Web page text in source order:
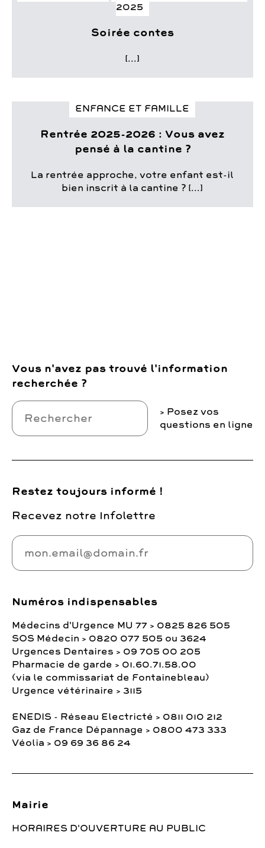
2025
Soirée contes
[...]
ENFANCE ET FAMILLE
Rentrée 2025-2026 : Vous avez
pensé à la cantine ?
La rentrée approche, votre enfant est-il
bien inscrit à la cantine ? [...]
Vous n'avez pas trouvé l'information
recherchée ?
Posez vos
questions en ligne
Restez toujours informé !
Recevez notre Infolettre
Numéros indispensables
Médecins d'Urgence MU 77 > 0825 826 505
SOS Médecin > 0820 077 505 ou 3624
Urgences Dentaires > 09 705 00 205
Pharmacie de garde > 01.60.71.58.00
(via le commissariat de Fontainebleau)
Urgence vétérinaire > 3115
ENEDIS - Réseau Electricté > 0811 010 212
Gaz de France Dépannage > 0800 473 333
Véolia > 09 69 36 86 24
Mairie
HORAIRES D'OUVERTURE AU PUBLIC